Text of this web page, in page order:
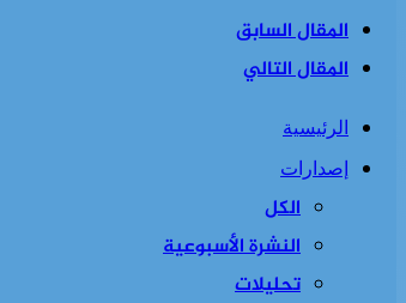
المقال السابق
المقال التالي
الرئيسية
إصدارات
الكل
النشرة الأسبوعية
تحليلات